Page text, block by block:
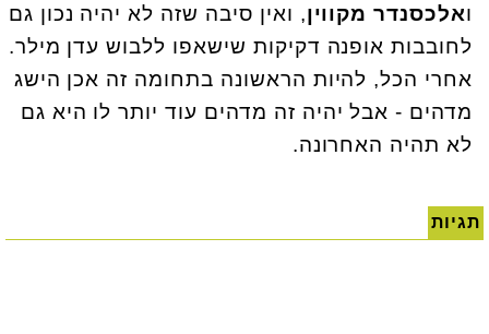
ואלכסנדר מקווין, ואין סיבה שזה לא יהיה נכון גם
לחובבות אופנה דקיקות שישאפו ללבוש עדן מילר.
אחרי הכל, להיות הראשונה בתחומה זה אכן הישג
מדהים - אבל יהיה זה מדהים עוד יותר לו היא גם
לא תהיה האחרונה.
תגיות